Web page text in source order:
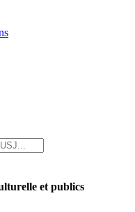
et publics